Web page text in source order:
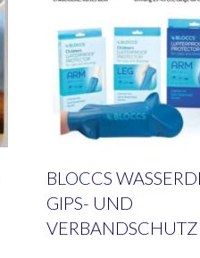
BLOCCS
GIPS- UND
VERBANDSCHUTZ